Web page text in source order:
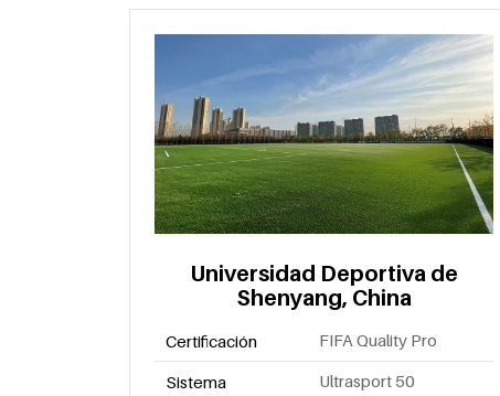
Universidad Deportiva de
Shenyang, China
Certificación FIFA Quality Pro
Sistema Ultrasport 50